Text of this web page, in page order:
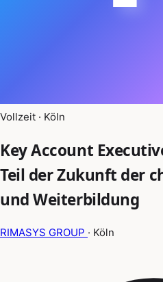
Vollzeit · Köln
Key Account
Teil der Zukunft der
und Weiterbildung
RIMASYS GROUP · Köln